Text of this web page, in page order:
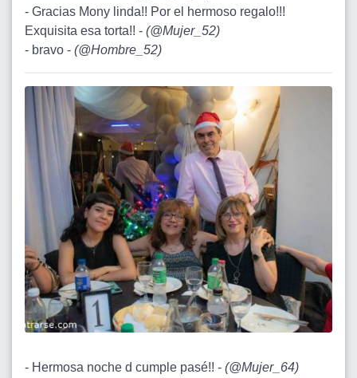
- Gracias Mony linda!! Por el hermoso regalo!!!
Exquisita esa torta!! - (@Mujer_52)
- bravo - (@Hombre_52)
- Hermosa noche d cumple pasé!! - (@Mujer_64)